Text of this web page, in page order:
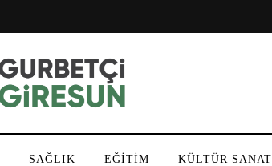
SAĞLIK EĞİTİM KÜLTÜR SANAT